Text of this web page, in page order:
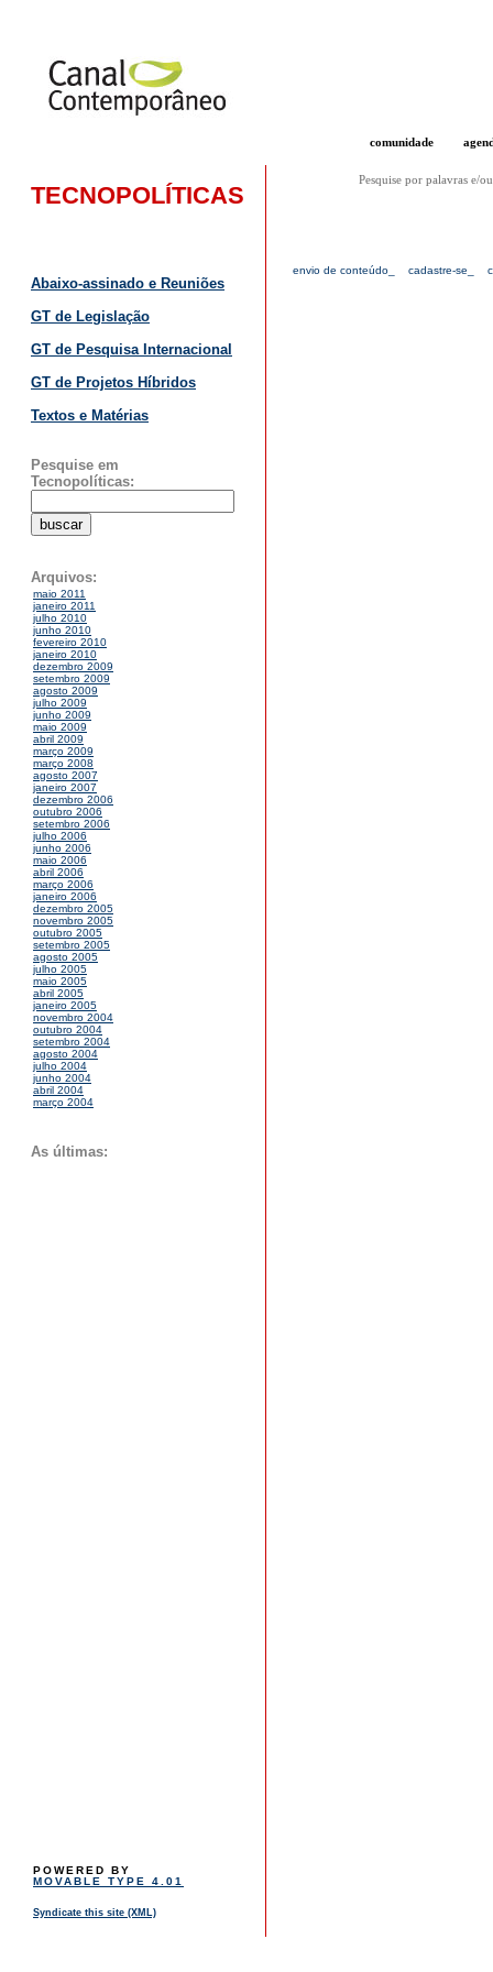
comunidade
TECNOPOLÍTICAS
Abaixo-assinado e Reuniões
GT de Legislação
GT de Pesquisa Internacional
GT de Projetos Híbridos
Textos e Matérias
Pesquise em
Tecnopolíticas:
Arquivos:
maio 2011
janeiro 2011
julho 2010
junho 2010
fevereiro 2010
janeiro 2010
dezembro 2009
setembro 2009
agosto 2009
julho 2009
junho 2009
maio 2009
abril 2009
março 2009
março 2008
agosto 2007
janeiro 2007
dezembro 2006
outubro 2006
setembro 2006
julho 2006
junho 2006
maio 2006
abril 2006
março 2006
janeiro 2006
dezembro 2005
novembro 2005
outubro 2005
setembro 2005
agosto 2005
julho 2005
maio 2005
abril 2005
janeiro 2005
novembro 2004
outubro 2004
setembro 2004
agosto 2004
julho 2004
junho 2004
abril 2004
março 2004
As últimas:
POWERED BY
MOVABLE TYPE 4.01
Syndicate this site (XML)
Pesquise por palavras e/
envio de conteúdo_ cadastre-se_